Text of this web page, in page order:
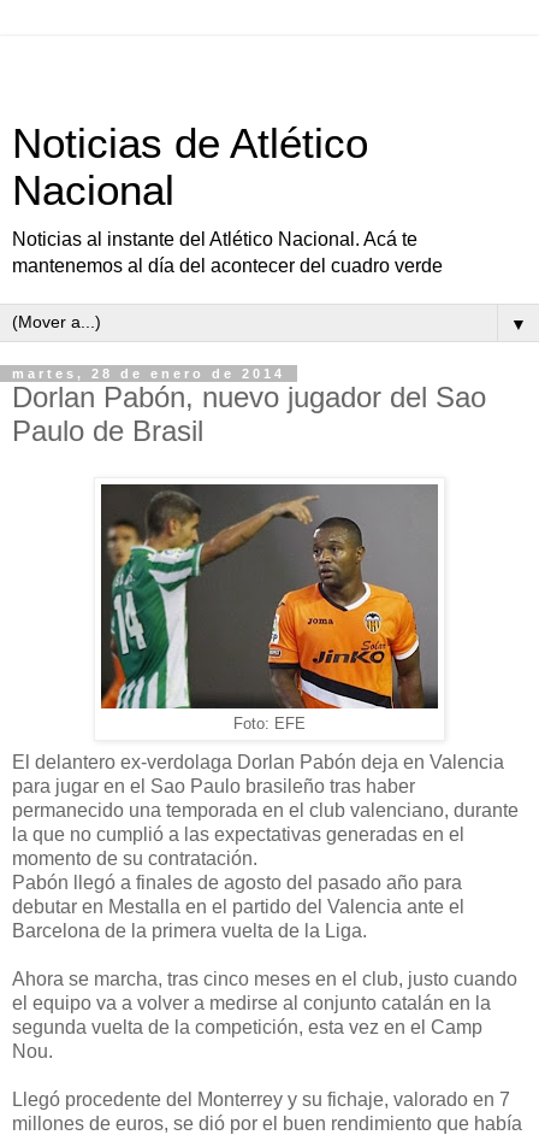
Noticias de Atlético
Nacional
Noticias al instante del Atlético Nacional. Acá te
mantenemos al día del acontecer del cuadro verde
▼
martes, 28 de enero de 2014
Dorlan Pabón, nuevo jugador del Sao
Paulo de Brasil
Foto: EFE
El delantero ex-verdolaga Dorlan Pabón deja en Valencia
para jugar en el Sao Paulo brasileño tras haber
permanecido una temporada en el club valenciano, durante
la que no cumplió a las expectativas generadas en el
momento de su contratación.
Pabón llegó a finales de agosto del pasado año para
debutar en Mestalla en el partido del Valencia ante el
Barcelona de la primera vuelta de la Liga.
Ahora se marcha, tras cinco meses en el club, justo cuando
el equipo va a volver a medirse al conjunto catalán en la
segunda vuelta de la competición, esta vez en el Camp
Nou.
Llegó procedente del Monterrey y su fichaje, valorado en 7
millones de euros, se dió por el buen rendimiento que había